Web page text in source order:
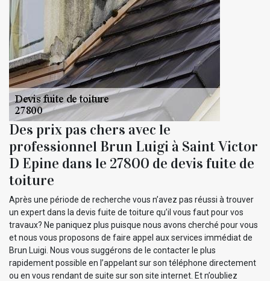
Des prix pas chers avec le
professionnel Brun Luigi à Saint Victor
D Epine dans le 27800 de devis fuite de
toiture
Après une période de recherche vous n’avez pas réussi à trouver
un expert dans la devis fuite de toiture qu’il vous faut pour vos
travaux? Ne paniquez plus puisque nous avons cherché pour vous
et nous vous proposons de faire appel aux services immédiat de
Brun Luigi. Nous vous suggérons de le contacter le plus
rapidement possible en l’appelant sur son téléphone directement
ou en vous rendant de suite sur son site internet. Et n’oubliez